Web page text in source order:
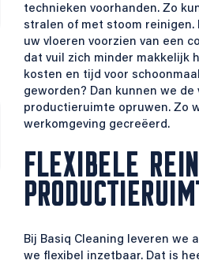
technieken voorhanden. Zo
stralen of met stoom reinigen.
uw vloeren voorzien van een
dat vuil zich minder makkelijk
kosten en tijd voor
geworden? Dan kunnen we de
productieruimte opruwen. Zo
werkomgeving gecreëerd.
FLEXIBELE
Bij Basiq Cleaning leveren we
we flexibel inzetbaar. Dat is